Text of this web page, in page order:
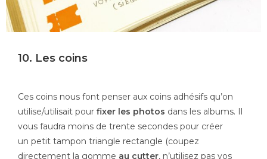
10. Les coins
Ces coins nous font penser aux coins adhésifs qu’on
utilise/utilisait pour fixer les photos dans les albums. Il
vous faudra moins de trente secondes pour créer
un petit tampon triangle rectangle (coupez
directement la gomme au cutter, n’utilisez pas vos